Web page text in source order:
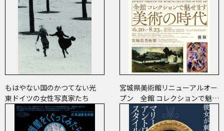
もはやない国のかつてない光
東ドイツの女性写真家たち
宮城県美術館リニューアルオー
プン 全館 コレクションで魅せ
ます 美術の時代